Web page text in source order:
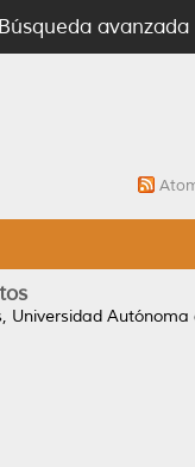
Búsqueda avanzada
Universidad Autónoma